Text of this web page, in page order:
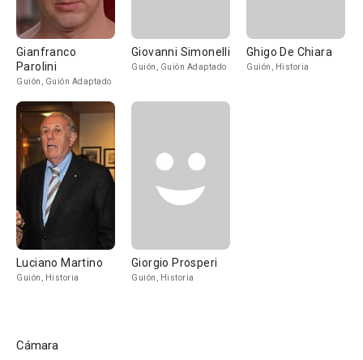
Gianfranco
Parolini
Guión, Guión Adaptado
Giovanni Simonelli
Guión, Guión Adaptado
Ghigo De Chiara
Guión, Historia
Luciano Martino
Guión, Historia
Giorgio Prosperi
Guión, Historia
Cámara